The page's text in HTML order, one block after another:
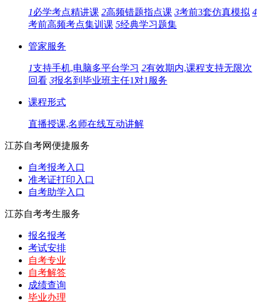
1必学考点精讲课 2高频错题指点课 3考前3套仿真模拟 4
考前高频考点集训课 5经典学习题集
管家服务
1支持手机,电脑多平台学习 2有效期内,课程支持无限次
回看 3报名到毕业班主任1对1服务
课程形式
直播授课,名师在线互动讲解
江苏自考网便捷服务
自考报考入口
准考证打印入口
自考助学入口
江苏自考考生服务
报名报考
考试安排
自考专业
自考解答
成绩查询
毕业办理